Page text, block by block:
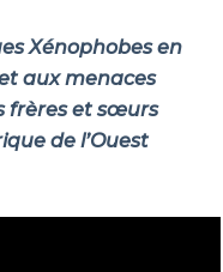
Xénophobes en
aux menaces
frères et sœurs
de l’Ouest